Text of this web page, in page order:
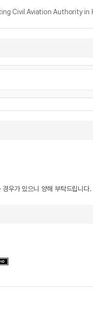
Civil Aviation
우가 있으니 양해 부탁드립니다.